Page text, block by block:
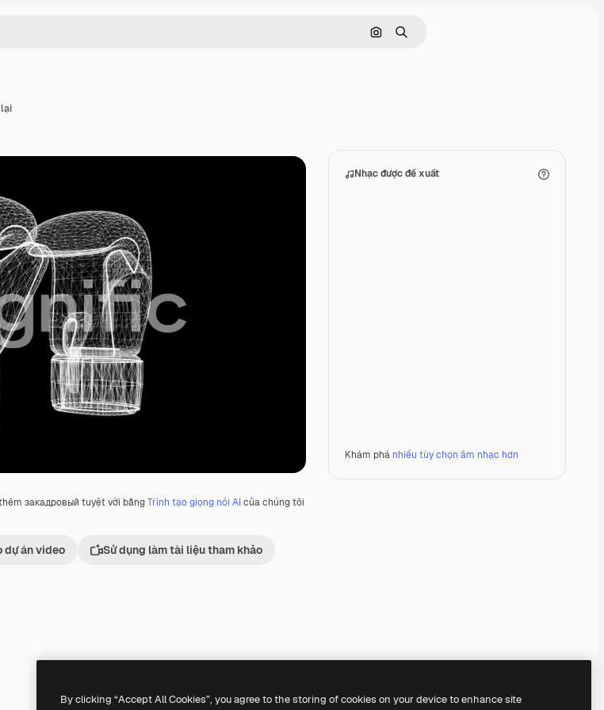
Tìm kiếm bằng hình ảnh
Tìm kiếm
закадровый tuyệt vời bằngTrình tạo giọng nói AIcủa chúng tôi
dự án video Sử dụng làm tài liệu tham khảo
Nhạc được đề xuất
Khám phá nhiều tùy chọn âm nhạc hơn
By clicking “Accept All Cookies”, you agree to the storing of cookies on your device to enhance site